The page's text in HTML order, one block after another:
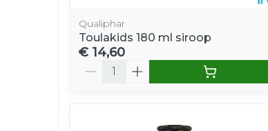
Qualiphar
Toulakids 180 ml siroop
€ 14,60
Aantal